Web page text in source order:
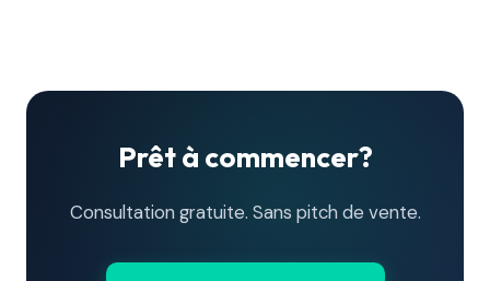
Prêt à commencer?
Consultation gratuite. Sans pitch de vente.